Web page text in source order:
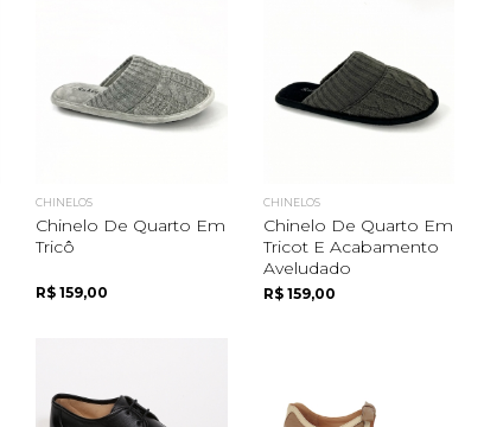
CHINELOS
Chinelo De Quarto Em
Tricô
R$ 159,00
CHINELOS
Chinelo De Quarto Em
Tricot E Acabamento
Aveludado
R$ 159,00